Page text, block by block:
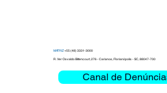
Clemar recibe a la
MATRIZ+55 (48) 3331-3000
R. Ver Osvaldo Bittencourt, 276 - Carianos, Florianópolis - SC, 88047-700
Canal de